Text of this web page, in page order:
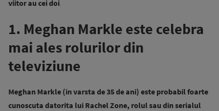
viitor au cei doi.
1. Meghan Markle este celebra
mai ales rolurilor din
televiziune
Meghan Markle (in varsta de 35 de ani) este probabil foarte
cunoscuta datorita lui Rachel Zone, rolul sau din serialul